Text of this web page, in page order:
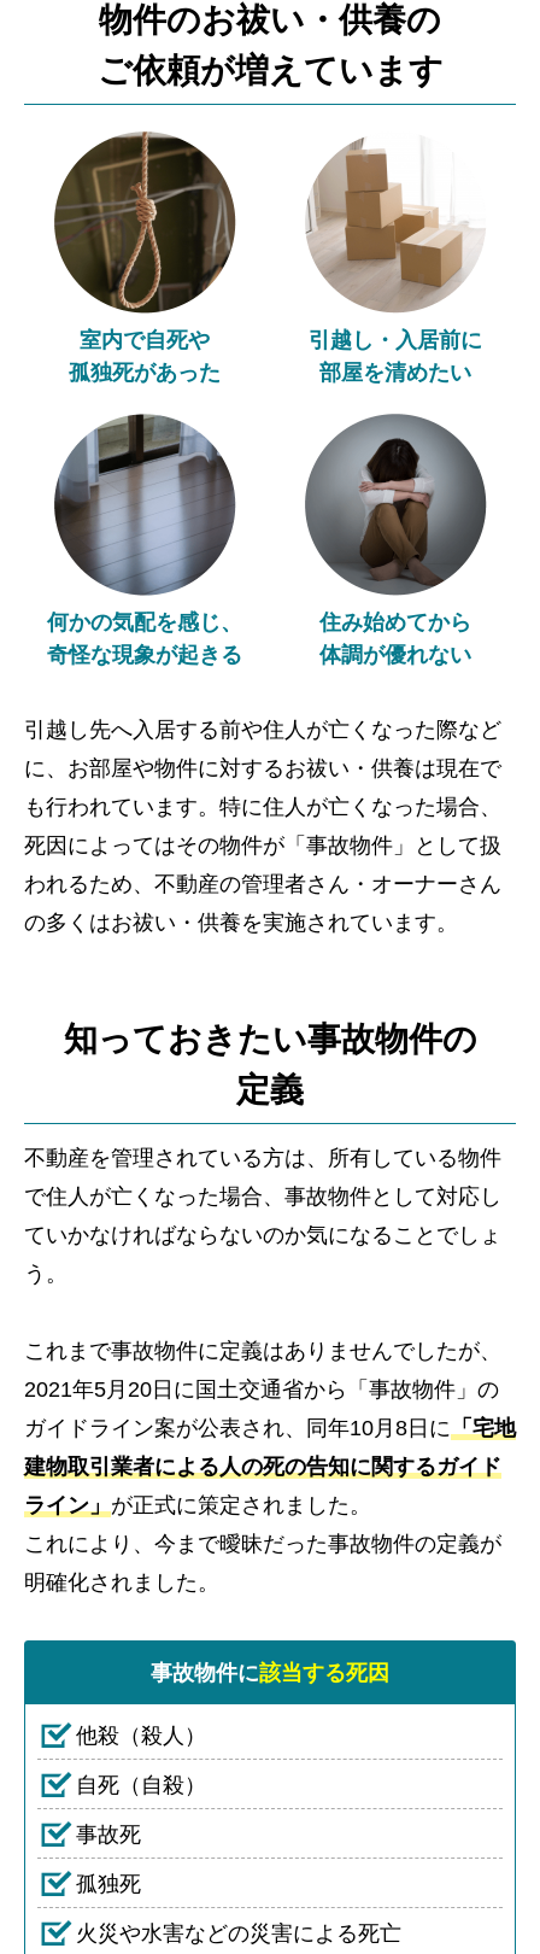
物件のお祓い・供養の
ご依頼が増えています
室内で自死や
孤独死があった
引越し・入居前に
部屋を清めたい
何かの気配を感じ、
奇怪な現象が起きる
住み始めてから
体調が優れない
引越し先へ入居する前や住人が亡くなった際など
に、お部屋や物件に対するお祓い・供養は現在で
も行われています。特に住人が亡くなった場合、
死因によってはその物件が「事故物件」として扱
われるため、不動産の管理者さん・オーナーさん
の多くはお祓い・供養を実施されています。
知っておきたい事故物件の
定義
不動産を管理されている方は、所有している物件
で住人が亡くなった場合、事故物件として対応し
ていかなければならないのか気になることでしょ
う。
これまで事故物件に定義はありませんでしたが、
2021年5月20日に国土交通省から「事故物件」の
ガイドライン案が公表され、同年10月8日に「宅地
建物取引業者による人の死の告知に関するガイド
ライン」が正式に策定されました。
これにより、今まで曖昧だった事故物件の定義が
明確化されました。
事故物件に該当する死因
他殺（殺人）
自死（自殺）
事故死
孤独死
火災や水害などの災害による死亡